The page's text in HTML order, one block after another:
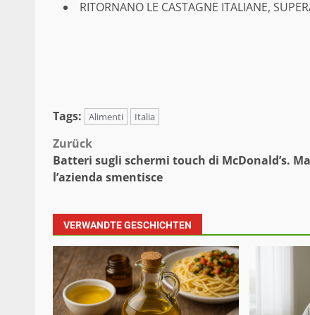
RITORNANO LE CASTAGNE ITALIANE,
Tags: Alimenti Italia
Beitragsnavigation
Zurück
Batteri sugli schermi touch di McDonald’s. Ma
l’azienda smentisce
VERWANDTE GESCHICHTEN